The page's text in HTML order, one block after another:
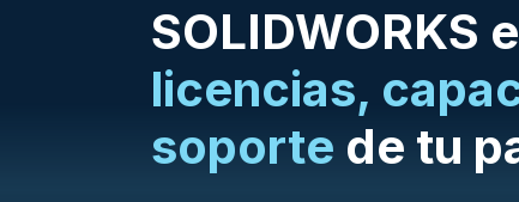
SOLIDWORKS
licencias,
soporte de tu